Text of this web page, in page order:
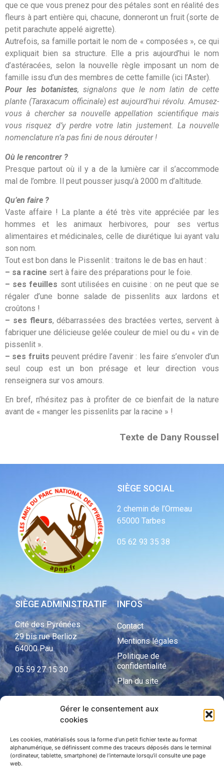
Gérer le consentement aux
cookies
Les cookies, matérialisés sous la forme d’un petit fichier texte au format
alphanumérique, se définissent comme des traceurs déposés dans le terminal
(ordinateur, tablette, smartphone) de l’internaute lorsqu’il consulte une page
web.
que ce que vous prenez pour des pétales sont en réalité des
fleurs à part entière qui, chacune, donneront un fruit (sorte de
petit parachute appelé aigrette).
Autrefois, sa famille portait le nom de « composées », ce qui
expliquait bien sa structure. Elle a pris aujourd’hui le nom
d’astéracées, selon la nouvelle règle imposant un nom de
famille issu d’un des membres de cette famille (ici l’Aster).
Pour les botanistes, signalons que le nom latin de cette
plante (Taraxacum officinale) est aujourd’hui révolu. Amusez-
vous à chercher sa nouvelle appellation scientifique mais
vous risquez d’y perdre votre latin justement. La nouvelle
nomenclature n’a pas fini de nous dérouter !
Où le rencontrer ?
Presque partout où il y a de la lumière car il s’accommode
mal de l’ombre. Il peut pousser jusqu’à 2000 m d’altitude.
Qu’en faire ?
Vaste affaire ! La plante a été très vite appréciée par les
hommes et les animaux herbivores, pour ses vertus
alimentaires et médicinales, celle de diurétique lui ayant valu
son nom.
Tout est bon dans le Pissenlit : traitons le de bas en haut :
– sa racine sert à faire des préparations pour le foie.
– ses feuilles sont utilisées en cuisine : on ne peut que se
régaler d’une bonne salade de pissenlits aux lardons et
croûtons !
– ses fleurs, débarrassées des bractées vertes, servent à
fabriquer une délicieuse gelée couleur de miel ou du « vin de
pissenlit ».
– ses fruits peuvent prédire l’avenir : les faire s’envoler d’un
seul coup est un bon présage et leur direction vous
renseignera sur vos amours.
En bref, n’hésitez pas à profiter de ce bienfait de la nature
avant de « manger les pissenlits par la racine » !
Texte de Dany Roussel
SIÈGE SOCIAL
2 chemin de l’Ormeau
65000 Tarbes
05 62 93 35 38
SIÈGE ADMINISTRATIF
Cité des Pyrénées
29 bis rue Berlioz
64000 Pau
05 59 27 15 30
INFOS
Contact
Mentions légales
Politique de
confidentialité
Plan du site
APNP
Parc national des Pyrénées